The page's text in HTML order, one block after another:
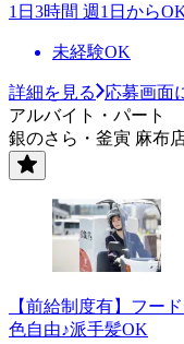
1日3時間 週1日から
未経験OK
詳細を見る
応募画面
アルバイト・パート
銀のさら・釜寅 麻布
【前給制度有】フー
色自由♪派手髪OK